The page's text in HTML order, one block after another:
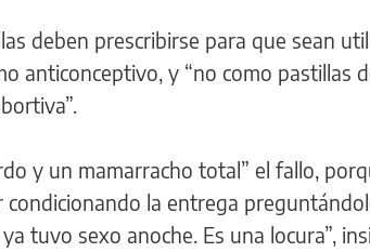
deben prescribirse para que sean
anticonceptivo, y “no como pastillas
y un mamarracho total” el fallo,
la entrega
tuvo sexo anoche. Es una locura”,